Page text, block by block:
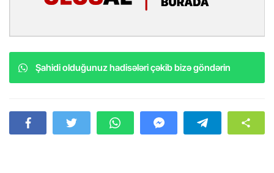
Şahidi olduğunuz hadisələri çəkib bizə göndərin